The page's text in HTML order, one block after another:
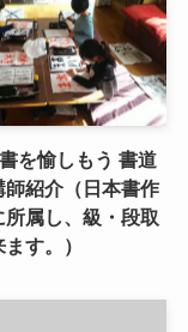
を愉しもう 書道
師紹介（日本書作
所属し、級・段取
す。）